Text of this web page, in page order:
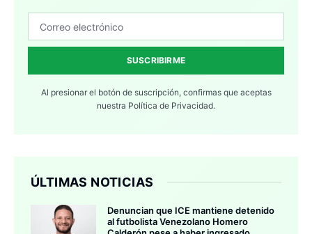
SUSCRIBIRME
Al presionar el botón de suscripción, confirmas que aceptas
nuestra Política de Privacidad.
ÚLTIMAS NOTICIAS
Denuncian que ICE mantiene detenido
al futbolista Venezolano Homero